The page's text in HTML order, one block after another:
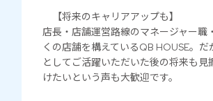
【将来のキャリアアップも】
店長・店舗運営路線のマネージャー
くの店舗を構えているQB HOUSE。
としてご活躍いただいた後の将来も
けたいという声も大歓迎です。